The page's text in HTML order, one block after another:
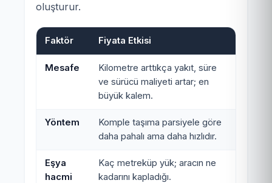
oluşturur.
Faktör Fiyata Etkisi
Mesafe
Kilometre arttıkça yakıt, süre
ve sürücü maliyeti artar; en
büyük kalem.
Yöntem
Komple taşıma parsiyele göre
daha pahalı ama daha hızlıdır.
Eşya
hacmi
Kaç metreküp yük; aracın ne
kadarını kapladığı.